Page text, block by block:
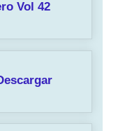
Vol 42